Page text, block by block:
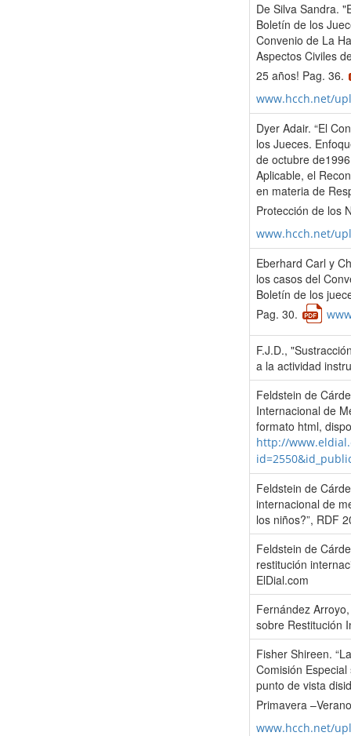
De Silva Sandra.
Boletín de los
Convenio de La
Aspectos Civiles
25 años! Pag. 36.
www.hcch.net/
Dyer Adair. “El
los Jueces.
de octubre
Aplicable, el
en materia de
Protección de los
www.hcch.net/
Eberhard Carl y
los casos del
Boletín de los
Pag. 30.
F.J.D.,
a la actividad
Feldstein de
Internacional de
formato html,
http://
Feldstein de
internacional de
los niños?”, RDF
Feldstein de
restitución
ElDial.com
Fernández
sobre Restitución
Fisher Shireen.
Comisión
punto de vista
Primavera
www.hcch.net/